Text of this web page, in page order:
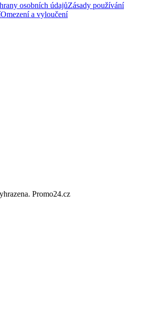
osobních údajůZásady používání
Omezení a vyloučení
Promo24.cz